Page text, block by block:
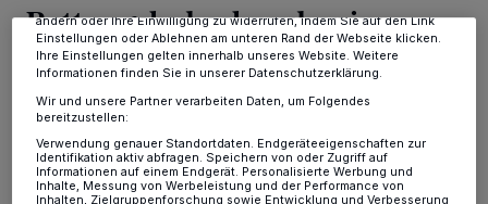
Rettungshubschrauber im
Einsatz
Erkrath·Ein Kradfahrer verletzte sich gestern Abend
(Montag, 30. Juni, 21.06 Uhr) auf der A 3 bei Erkrath
schwer, als er auf den linken Fahrstreifen geraten und
mit einem Fahrzeug kollidiert war. Er wurde mit einem
ändern oder Ihre Einwilligung zu widerrufen, indem Sie auf den Link
Einstellungen oder Ablehnen am unteren Rand der Webseite klicken.
Ihre Einstellungen gelten innerhalb unseres Website. Weitere
Informationen finden Sie in unserer Datenschutzerklärung.
Wir und unsere Partner verarbeiten Daten, um Folgendes
bereitzustellen:
Verwendung genauer Standortdaten. Endgeräteeigenschaften zur
Identifikation aktiv abfragen. Speichern von oder Zugriff auf
Informationen auf einem Endgerät. Personalisierte Werbung und
Inhalte, Messung von Werbeleistung und der Performance von
Inhalten, Zielgruppenforschung sowie Entwicklung und Verbesserung